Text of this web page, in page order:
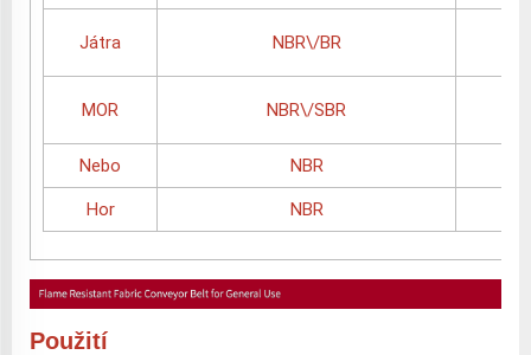
Játra NBR\/BR
MOR NBR\/SBR
Nebo NBR
Hor NBR
Použití